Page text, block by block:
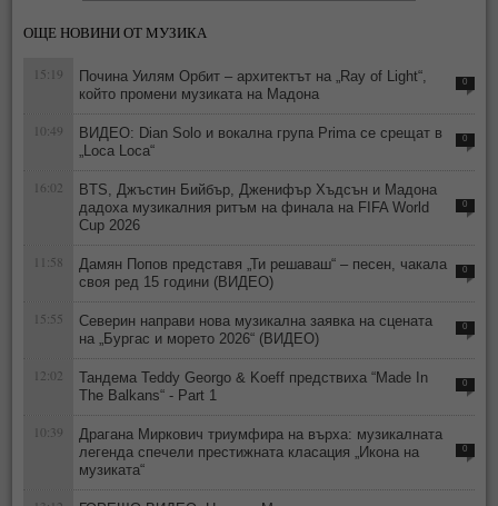
ОЩЕ НОВИНИ ОТ МУЗИКА
15:19
Почина Уилям Орбит – архитектът на „Ray of Light“,
който промени музиката на Мадона
0
10:49
ВИДЕО: Dian Solo и вокална група Prima се срещат в
„Loca Loca“
0
16:02
BTS, Джъстин Бийбър, Дженифър Хъдсън и Мадона
дадоха музикалния ритъм на финала на FIFA World
Cup 2026
0
11:58
Дамян Попов представя „Ти решаваш“ – песен, чакала
своя ред 15 години (ВИДЕО)
0
15:55
Северин направи нова музикална заявка на сцената
на „Бургас и морето 2026“ (ВИДЕО)
0
12:02
Тандема Teddy Georgo & Koeff предствиха “Made In
The Balkans“ - Part 1
0
10:39
Драгана Миркович триумфира на върха: музикалната
легенда спечели престижната класация „Икона на
музиката“
0